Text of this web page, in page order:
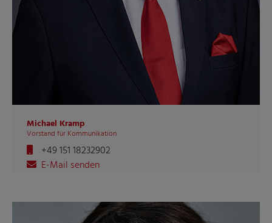
Michael Kramp
Vorstand für Kommunikation
+49 151 18232902
E-Mail senden